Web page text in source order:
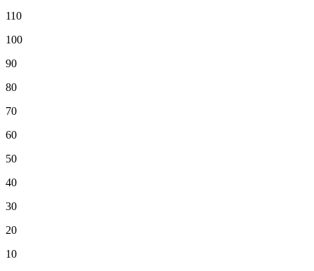
110
100
90
80
70
60
50
40
30
20
10